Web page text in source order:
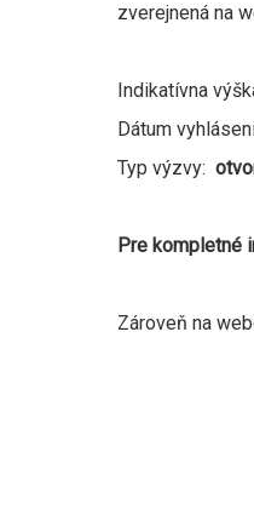
zverejnená na
Indikatívna
Dátum
Typ výzvy:
Pre kompletné
Zároveň na